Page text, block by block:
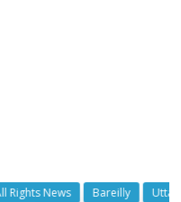
Uttar Pradesh राजनीति
हॉट